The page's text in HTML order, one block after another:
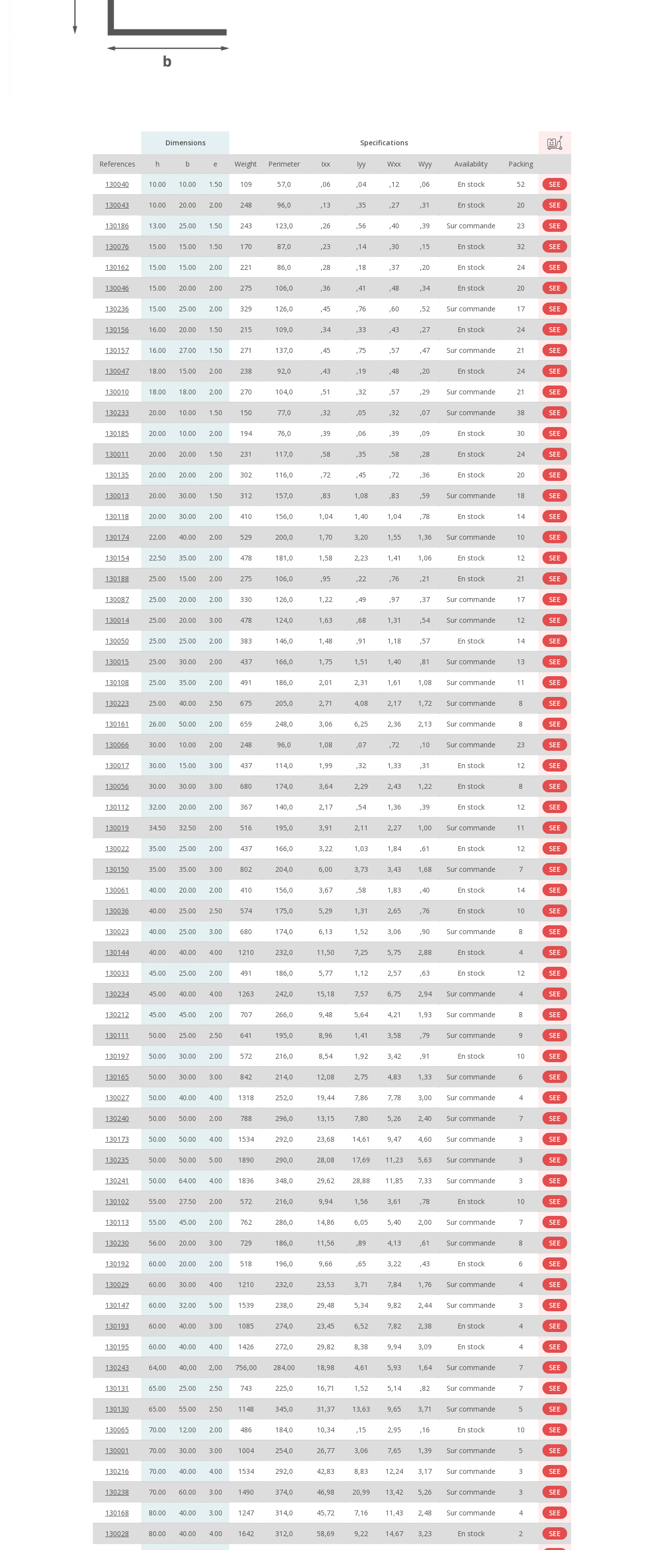
Dimensions Specifications
References h b e Weight Perimeter Ixx Iyy Wxx Wyy Availability Packing
130040 10.00 10.00 1.50 109 57,0 ,06 ,04 ,12 ,06 En stock 52 SEE
130043 10.00 20.00 2.00 248 96,0 ,13 ,35 ,27 ,31 En stock 20 SEE
130186 13.00 25.00 1.50 243 123,0 ,26 ,56 ,40 ,39 Sur commande 23 SEE
130076 15.00 15.00 1.50 170 87,0 ,23 ,14 ,30 ,15 En stock 32 SEE
130162 15.00 15.00 2.00 221 86,0 ,28 ,18 ,37 ,20 En stock 24 SEE
130046 15.00 20.00 2.00 275 106,0 ,36 ,41 ,48 ,34 En stock 20 SEE
130236 15.00 25.00 2.00 329 126,0 ,45 ,76 ,60 ,52 Sur commande 17 SEE
130156 16.00 20.00 1.50 215 109,0 ,34 ,33 ,43 ,27 En stock 24 SEE
130157 16.00 27.00 1.50 271 137,0 ,45 ,75 ,57 ,47 Sur commande 21 SEE
130047 18.00 15.00 2.00 238 92,0 ,43 ,19 ,48 ,20 En stock 24 SEE
130010 18.00 18.00 2.00 270 104,0 ,51 ,32 ,57 ,29 Sur commande 21 SEE
130233 20.00 10.00 1.50 150 77,0 ,32 ,05 ,32 ,07 Sur commande 38 SEE
130185 20.00 10.00 2.00 194 76,0 ,39 ,06 ,39 ,09 En stock 30 SEE
130011 20.00 20.00 1.50 231 117,0 ,58 ,35 ,58 ,28 En stock 24 SEE
130135 20.00 20.00 2.00 302 116,0 ,72 ,45 ,72 ,36 En stock 20 SEE
130013 20.00 30.00 1.50 312 157,0 ,83 1,08 ,83 ,59 Sur commande 18 SEE
130118 20.00 30.00 2.00 410 156,0 1,04 1,40 1,04 ,78 En stock 14 SEE
130174 22.00 40.00 2.00 529 200,0 1,70 3,20 1,55 1,36 Sur commande 10 SEE
130154 22.50 35.00 2.00 478 181,0 1,58 2,23 1,41 1,06 En stock 12 SEE
130188 25.00 15.00 2.00 275 106,0 ,95 ,22 ,76 ,21 En stock 21 SEE
130087 25.00 20.00 2.00 330 126,0 1,22 ,49 ,97 ,37 Sur commande 17 SEE
130014 25.00 20.00 3.00 478 124,0 1,63 ,68 1,31 ,54 Sur commande 12 SEE
130050 25.00 25.00 2.00 383 146,0 1,48 ,91 1,18 ,57 En stock 14 SEE
130015 25.00 30.00 2.00 437 166,0 1,75 1,51 1,40 ,81 Sur commande 13 SEE
130108 25.00 35.00 2.00 491 186,0 2,01 2,31 1,61 1,08 Sur commande 11 SEE
130223 25.00 40.00 2.50 675 205,0 2,71 4,08 2,17 1,72 Sur commande 8 SEE
130161 26.00 50.00 2.00 659 248,0 3,06 6,25 2,36 2,13 Sur commande 8 SEE
130066 30.00 10.00 2.00 248 96,0 1,08 ,07 ,72 ,10 Sur commande 23 SEE
130017 30.00 15.00 3.00 437 114,0 1,99 ,32 1,33 ,31 En stock 12 SEE
130056 30.00 30.00 3.00 680 174,0 3,64 2,29 2,43 1,22 En stock 8 SEE
130112 32.00 20.00 2.00 367 140,0 2,17 ,54 1,36 ,39 En stock 12 SEE
130019 34.50 32.50 2.00 516 195,0 3,91 2,11 2,27 1,00 Sur commande 11 SEE
130022 35.00 25.00 2.00 437 166,0 3,22 1,03 1,84 ,61 En stock 12 SEE
130150 35.00 35.00 3.00 802 204,0 6,00 3,73 3,43 1,68 Sur commande 7 SEE
130061 40.00 20.00 2.00 410 156,0 3,67 ,58 1,83 ,40 En stock 14 SEE
130036 40.00 25.00 2.50 574 175,0 5,29 1,31 2,65 ,76 En stock 10 SEE
130023 40.00 25.00 3.00 680 174,0 6,13 1,52 3,06 ,90 Sur commande 8 SEE
130144 40.00 40.00 4.00 1210 232,0 11,50 7,25 5,75 2,88 En stock 4 SEE
130033 45.00 25.00 2.00 491 186,0 5,77 1,12 2,57 ,63 En stock 12 SEE
130234 45.00 40.00 4.00 1263 242,0 15,18 7,57 6,75 2,94 Sur commande 4 SEE
130212 45.00 45.00 2.00 707 266,0 9,48 5,64 4,21 1,93 Sur commande 8 SEE
130111 50.00 25.00 2.50 641 195,0 8,96 1,41 3,58 ,79 Sur commande 9 SEE
130197 50.00 30.00 2.00 572 216,0 8,54 1,92 3,42 ,91 En stock 10 SEE
130165 50.00 30.00 3.00 842 214,0 12,08 2,75 4,83 1,33 Sur commande 6 SEE
130027 50.00 40.00 4.00 1318 252,0 19,44 7,86 7,78 3,00 Sur commande 4 SEE
130240 50.00 50.00 2.00 788 296,0 13,15 7,80 5,26 2,40 Sur commande 7 SEE
130173 50.00 50.00 4.00 1534 292,0 23,68 14,61 9,47 4,60 Sur commande 3 SEE
130235 50.00 50.00 5.00 1890 290,0 28,08 17,69 11,23 5,63 Sur commande 3 SEE
130241 50.00 64.00 4.00 1836 348,0 29,62 28,88 11,85 7,33 Sur commande 3 SEE
130102 55.00 27.50 2.00 572 216,0 9,94 1,56 3,61 ,78 En stock 10 SEE
130113 55.00 45.00 2.00 762 286,0 14,86 6,05 5,40 2,00 Sur commande 7 SEE
130230 56.00 20.00 3.00 729 186,0 11,56 ,89 4,13 ,61 Sur commande 8 SEE
130192 60.00 20.00 2.00 518 196,0 9,66 ,65 3,22 ,43 En stock 6 SEE
130029 60.00 30.00 4.00 1210 232,0 23,53 3,71 7,84 1,76 Sur commande 4 SEE
130147 60.00 32.00 5.00 1539 238,0 29,48 5,34 9,82 2,44 Sur commande 3 SEE
130193 60.00 40.00 3.00 1085 274,0 23,45 6,52 7,82 2,38 En stock 4 SEE
130195 60.00 40.00 4.00 1426 272,0 29,82 8,38 9,94 3,09 En stock 4 SEE
130243 64,00 40,00 2,00 756,00 284,00 18,98 4,61 5,93 1,64 Sur commande 7 SEE
130131 65.00 25.00 2.50 743 225,0 16,71 1,52 5,14 ,82 Sur commande 7 SEE
130130 65.00 55.00 2.50 1148 345,0 31,37 13,63 9,65 3,71 Sur commande 5 SEE
130065 70.00 12.00 2.00 486 184,0 10,34 ,15 2,95 ,16 En stock 10 SEE
130001 70.00 30.00 3.00 1004 254,0 26,77 3,06 7,65 1,39 Sur commande 5 SEE
130216 70.00 40.00 4.00 1534 292,0 42,83 8,83 12,24 3,17 Sur commande 3 SEE
130238 70.00 60.00 3.00 1490 374,0 46,98 20,99 13,42 5,26 Sur commande 3 SEE
130168 80.00 40.00 3.00 1247 314,0 45,72 7,16 11,43 2,48 Sur commande 4 SEE
130028 80.00 40.00 4.00 1642 312,0 58,69 9,22 14,67 3,23 En stock 2 SEE